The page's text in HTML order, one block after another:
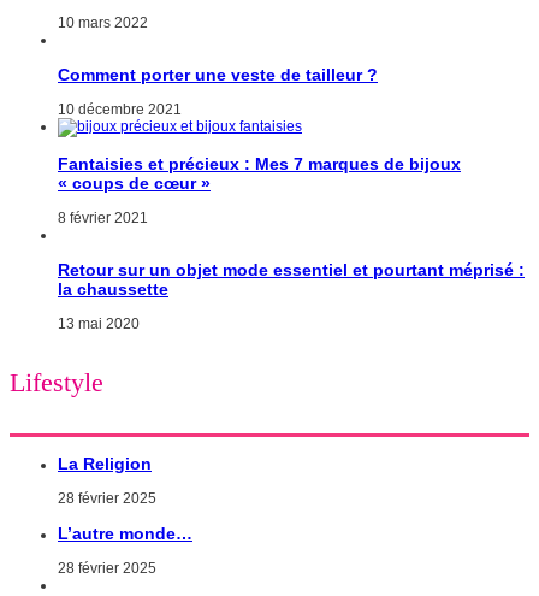
10 mars 2022
Comment porter une veste de tailleur ?
10 décembre 2021
Fantaisies et précieux : Mes 7 marques de bijoux
« coups de cœur »
8 février 2021
Retour sur un objet mode essentiel et pourtant méprisé :
la chaussette
13 mai 2020
Lifestyle
La Religion
28 février 2025
L’autre monde…
28 février 2025